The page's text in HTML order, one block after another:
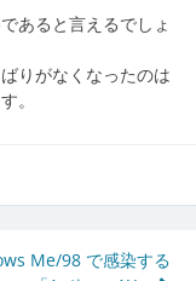
あると言えるでしょ
りがなくなったのは
。
Me/98 で感染する